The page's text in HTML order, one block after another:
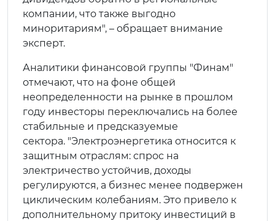
компании, что также выгодно
миноритариям", – обращает внимание
эксперт.
Аналитики финансовой группы "Финам"
отмечают, что на фоне общей
неопределенности на рынке в прошлом
году инвесторы переключались на более
стабильные и предсказуемые
сектора. "Электроэнергетика относится к
защитным отраслям: спрос на
электричество устойчив, доходы
регулируются, а бизнес менее подвержен
циклическим колебаниям. Это привело к
дополнительному притоку инвестиций в